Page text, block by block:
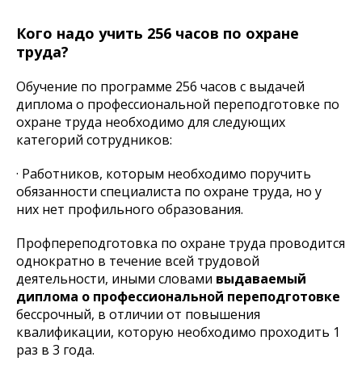
Кого надо учить 256 часов по охране
труда?
Обучение по программе 256 часов с выдачей
диплома о профессиональной переподготовке по
охране труда необходимо для следующих
категорий сотрудников:
· Работников, которым необходимо поручить
обязанности специалиста по охране труда, но у
них нет профильного образования.
Профпереподготовка по охране труда проводится
однократно в течение всей трудовой
деятельности, иными словами выдаваемый
диплома о профессиональной переподготовке
бессрочный, в отличии от повышения
квалификации, которую необходимо проходить 1
раз в 3 года.